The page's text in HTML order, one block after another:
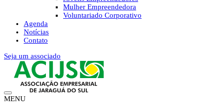
Mulher Empreendedora
Voluntariado Corporativo
Agenda
Notícias
Contato
Seja um associado
MENU